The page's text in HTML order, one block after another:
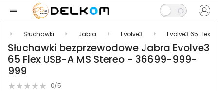
Słuchawki Jabra Evolve3 Evolve3 65 Flex
Słuchawki bezprzewodowe Jabra Evolve3
65 Flex USB-A MS Stereo - 36699-999-
999
0/5